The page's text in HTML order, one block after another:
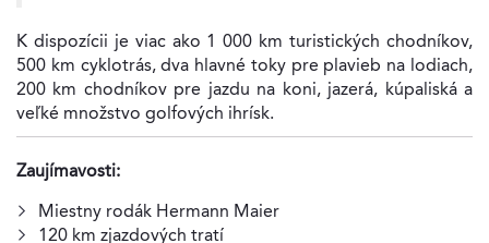
K dispozícii je viac ako 1 000 km turistických chodníkov,
500 km cyklotrás, dva hlavné toky pre plavieb na lodiach,
200 km chodníkov pre jazdu na koni, jazerá, kúpaliská a
veľké množstvo golfových ihrísk.
Zaujímavosti:
Miestny rodák Hermann Maier
120 km zjazdových tratí